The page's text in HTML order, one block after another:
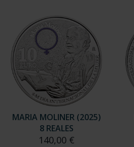
MARIA MOLINER (2025)
8 REALES
140,00 €